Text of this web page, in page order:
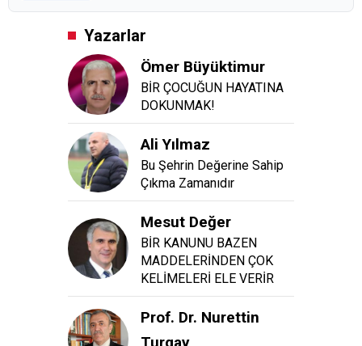
Yazarlar
Ömer Büyüktimur
BİR ÇOCUĞUN HAYATINA
DOKUNMAK!
Ali Yılmaz
Bu Şehrin Değerine Sahip
Çıkma Zamanıdır
Mesut Değer
BİR KANUNU BAZEN
MADDELERİNDEN ÇOK
KELİMELERİ ELE VERİR
Prof. Dr. Nurettin